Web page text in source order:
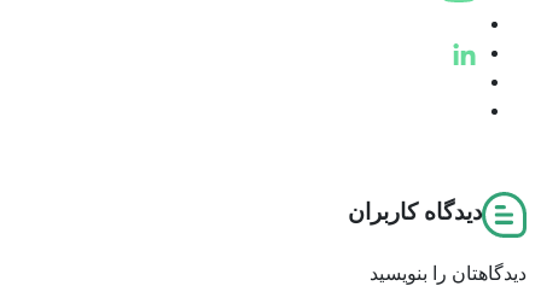
دیدگاه کاربران
دیدگاهتان را بنویسید